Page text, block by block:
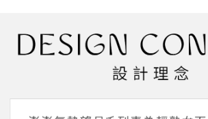
３．未成年的使用者請事先徵得法定代理人或監護人
「AFTEE先享後付」，若未經同意申辦者引起之損失
任。
４．使用「AFTEE先享後付」時，將依據個別帳號
時審查核予不同之上限額度；若仍有額度不足之情形
宅配
每筆NT$65，滿NT$2,000(含以上)免運費